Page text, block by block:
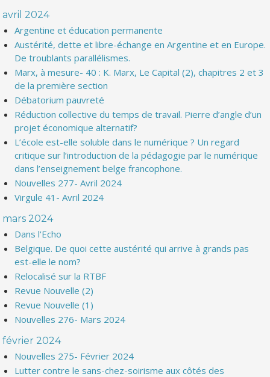
avril 2024
Argentine et éducation permanente
Austérité, dette et libre-échange en Argentine et en Europe.
De troublants parallélismes.
Marx, à mesure- 40 : K. Marx, Le Capital (2), chapitres 2 et 3
de la première section
Débatorium pauvreté
Réduction collective du temps de travail. Pierre d’angle d’un
projet économique alternatif?
L’école est-elle soluble dans le numérique ? Un regard
critique sur l’introduction de la pédagogie par le numérique
dans l’enseignement belge francophone.
Nouvelles 277- Avril 2024
Virgule 41- Avril 2024
mars 2024
Dans l'Echo
Belgique. De quoi cette austérité qui arrive à grands pas
est-elle le nom?
Relocalisé sur la RTBF
Revue Nouvelle (2)
Revue Nouvelle (1)
Nouvelles 276- Mars 2024
février 2024
Nouvelles 275- Février 2024
Lutter contre le sans-chez-soirisme aux côtés des